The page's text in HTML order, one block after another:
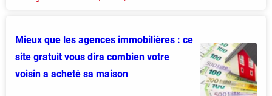
Mieux que les agences immobilières : ce
site gratuit vous dira combien votre
voisin a acheté sa maison